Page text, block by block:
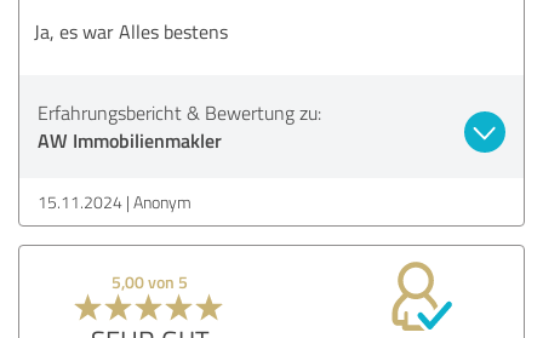
Ja, es war Alles bestens
Erfahrungsbericht & Bewertung zu:
AW Immobilienmakler
15.11.2024 Anonym
5,00 von 5